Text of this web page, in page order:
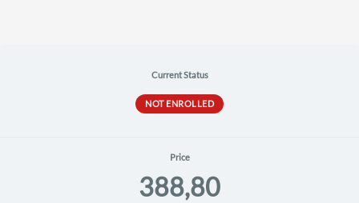
Current Status
NOT ENROLLED
Price
388,80